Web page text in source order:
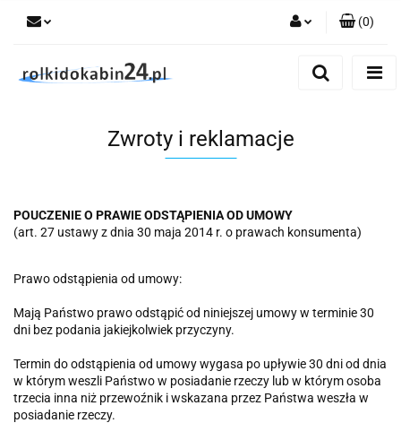
(0)
Zwroty i reklamacje
POUCZENIE O PRAWIE ODSTĄPIENIA OD UMOWY
(art. 27 ustawy z dnia 30 maja 2014 r. o prawach konsumenta)
Prawo odstąpienia od umowy:
Mają Państwo prawo odstąpić od niniejszej umowy w terminie 30
dni bez podania jakiejkolwiek przyczyny.
Termin do odstąpienia od umowy wygasa po upływie 30 dni od dnia
w którym weszli Państwo w posiadanie rzeczy lub w którym osoba
trzecia inna niż przewoźnik i wskazana przez Państwa weszła w
posiadanie rzeczy.